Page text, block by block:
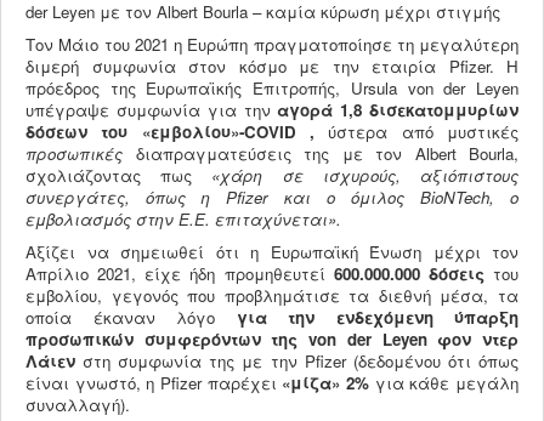
der Leyen με τον Albert Bourla – καμία κύρωση μέχρι στιγμής
Τον Μάιο του 2021 η Ευρώπη πραγματοποίησε τη μεγαλύτερη
διμερή συμφωνία στον κόσμο με την εταιρία Pfizer. Η
πρόεδρος της Ευρωπαϊκής Επιτροπής, Ursula von der Leyen
υπέγραψε συμφωνία για τηναγορά 1,8 δισεκατομμυρίων
δόσεων του «εμβολίου»-COVID, ύστερα από μυστικές
προσωπικές διαπραγματεύσεις της με τον Albert Bourla,
σχολιάζοντας πως «χάρη σε ισχυρούς, αξιόπιστους
συνεργάτες, όπως ηPfizerκαι oόμιλος BioNTech, ο
εμβολιασμός στην Ε.Ε. επιταχύνεται».
Αξίζει να σημειωθεί ότι η Ευρωπαϊκή Ένωση μέχρι τον
Απρίλιο 2021, είχε ήδη προμηθευτεί 600.000.000 δόσεις του
εμβολίου, γεγονός που προβλημάτισε τα διεθνή μέσα, τα
οποία έκαναν λόγο για την ενδεχόμενη
ύπαρξη
προσωπικών συμφερόντων τηςvon der Leyenφον ντερ
Λάιεν στη συμφωνία της με την Pfizer (δεδομένου ότι όπως
είναι γνωστό, η Pfizer παρέχει «μίζα» 2% για κάθε μεγάλη
συναλλαγή).